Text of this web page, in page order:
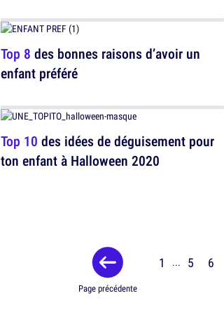
Top 8 des bonnes raisons d’avoir un
enfant préféré
Top 10 des idées de déguisement pour
ton enfant à Halloween 2020
Page précédente
1 ... 5 6